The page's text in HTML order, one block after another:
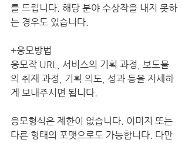
를 드립니다. 해당 분야 수상작을 내지 못하
는 경우도 있습니다.
+응모방법
응모작 URL, 서비스의 기획 과정, 보도물
의 취재 과정, 기획 의도, 성과 등을 자세하
게 보내주시면 됩니다.
응모형식은 제한이 없습니다. 이미지 또는
다른 형태의 포맷으로도 가능합니다. 다만